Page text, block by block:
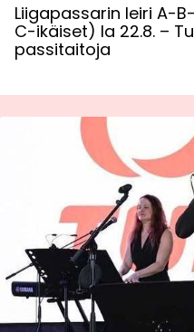
Liigapassarin leiri A-
C-ikäiset) la 22.8. –
passitaitoja